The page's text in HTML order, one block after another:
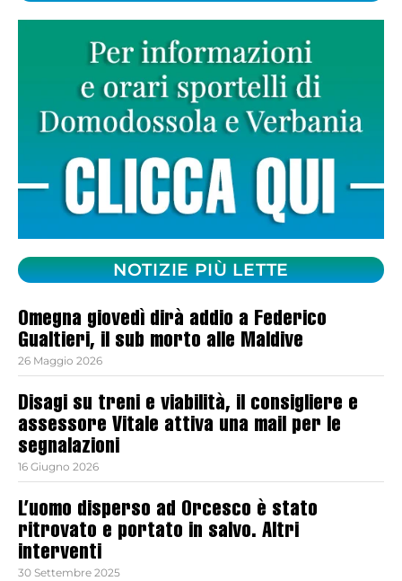
NOTIZIE PIÙ LETTE
Omegna giovedì dirà addio a Federico
Gualtieri, il sub morto alle Maldive
26 Maggio 2026
Disagi su treni e viabilità, il consigliere e
assessore Vitale attiva una mail per le
segnalazioni
16 Giugno 2026
L’uomo disperso ad Orcesco è stato
ritrovato e portato in salvo. Altri
interventi
30 Settembre 2025